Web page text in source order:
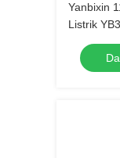
Yanbixin
Listrik